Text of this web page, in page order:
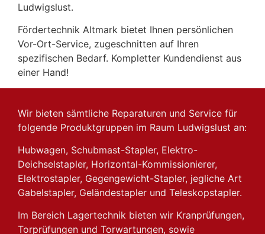
Ludwigslust.
Fördertechnik Altmark bietet Ihnen persönlichen
Vor-Ort-Service, zugeschnitten auf Ihren
spezifischen Bedarf. Kompletter Kundendienst aus
einer Hand!
Wir bieten sämtliche Reparaturen und Service für
folgende Produktgruppen im Raum Ludwigslust an:
Hubwagen, Schubmast-Stapler, Elektro-
Deichselstapler, Horizontal-Kommissionierer,
Elektrostapler, Gegengewicht-Stapler, jegliche Art
Gabelstapler, Geländestapler und Teleskopstapler.
Im Bereich Lagertechnik bieten wir Kranprüfungen,
Torprüfungen und Torwartungen, sowie